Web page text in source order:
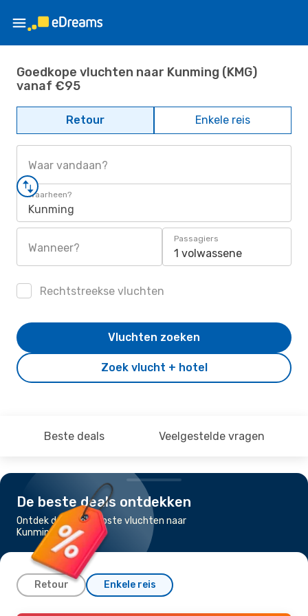
Goedkope vluchten naar Kunming (KMG)
vanaf €95
Retour Enkele reis
Waar vandaan?
Waarheen?
Kunming
Wanneer?
Passagiers
1 volwassene
Rechtstreekse vluchten
Zoek vlucht + hotel
Vluchten zoeken
Beste deals Veelgestelde vragen
De beste deals ontdekken
Ontdek de goedkoopste vluchten naar
Kunming
Retour Enkele reis